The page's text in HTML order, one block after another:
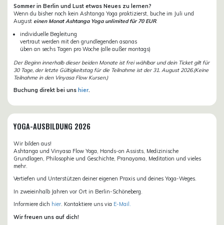
Sommer in Berlin und Lust etwas Neues zu lernen?
Wenn du bisher noch kein Ashtanga Yoga praktizierst, buche im Juli und
August einen Monat Ashtanga Yoga unlimited für 70 EUR.
individuelle Begleitung
vertraut werden mit den grundlegenden asanas
üben an sechs Tagen pro Woche (alle außer montags)
Der Beginn innerhalb dieser beiden Monate ist frei wählbar und dein Ticket gilt für
30 Tage, der letzte Gültigkeitstag für die Teilnahme ist der 31. August 2026.(Keine
Teilnahme in den Vinyasa Flow Kursen.)
Buchung direkt bei uns hier.
YOGA-AUSBILDUNG 2026
Wir bilden aus!
Ashtanga und Vinyasa Flow Yoga, Hands-on Assists, Medizinische
Grundlagen, Philosophie und Geschichte, Pranayama, Meditation und vieles
mehr.
Vertiefen und Unterstützen deiner eigenen Praxis und deines Yoga-Weges.
In zweieinhalb Jahren vor Ort in Berlin-Schöneberg.
Informiere dich hier. Kontaktiere uns via E-Mail.
Wir freuen uns auf dich!